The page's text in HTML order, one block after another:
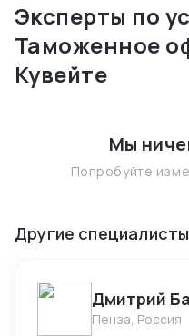
Эксперты по
Таможенное
Кувейте
Мы
Попробуйте
Другие специалисты
Дмитрий
Пенза, Россия